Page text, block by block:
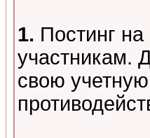
1. Постинг
участникам.
свою